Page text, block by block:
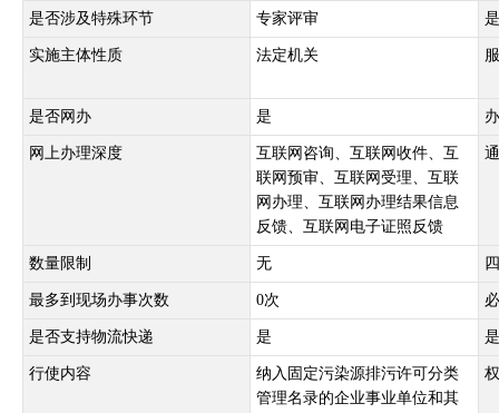
是否涉及特殊环节 专家评审
实施主体性质 法定机关
是否网办 是
网上办理深度
互联网咨询、互联网收件、互
联网预审、互联网受理、互联
网办理、互联网办理结果信息
反馈、互联网电子证照反馈
数量限制 无
最多到现场办事次数 0次
是否支持物流快递 是
行使内容
纳入固定污染源排污许可分类
管理名录的企业事业单位和其